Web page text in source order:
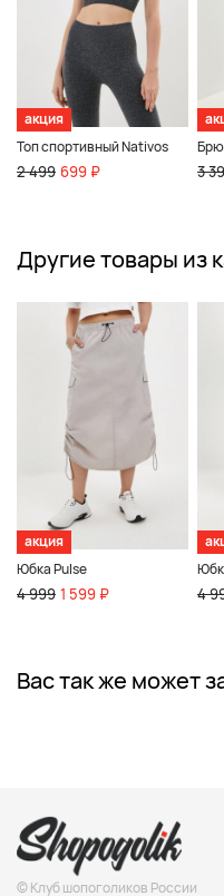
акция
Топ спортивный Nativos
2 499 699 ₽ 3
Другие товары из
акция
Юбка Pulse
4 999 1 599 ₽ 4
Вас так же может
© Клуб шопоголиков России